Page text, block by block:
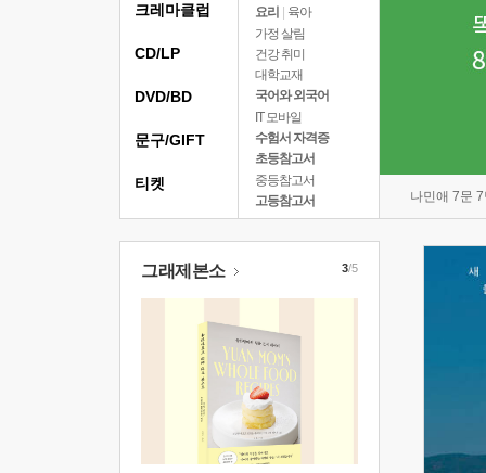
요리
육아
가정 살림
건강 취미
대학교재
국어와 외국어
IT 모바일
수험서 자격증
초등참고서
중등참고서
고등참고서
나민애 7문
크레마클럽
CD/LP
DVD/BD
문구/GIFT
티켓
그래제본소 3/5